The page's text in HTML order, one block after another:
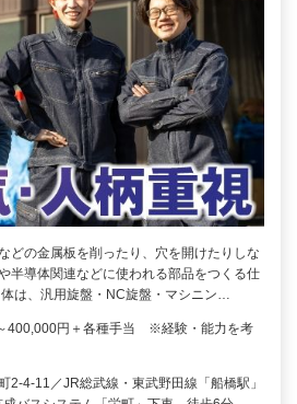
どの金属板を削ったり、穴を開けたりしな
半導体関連などに使われる部品をつくる仕
は、汎用旋盤・NC旋盤・マシニン…
400,000円＋各種手当 ※経験・能力を考
2-4-11／JR総武線・東武野田線「船橋駅」